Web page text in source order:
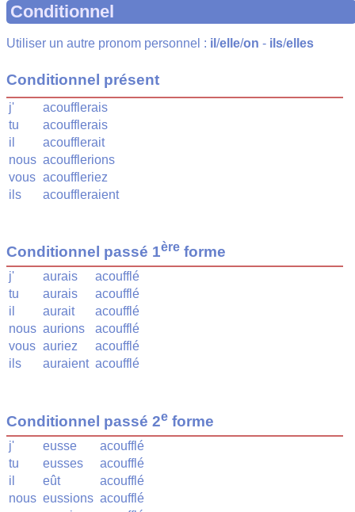
Conditionnel
Utiliser un autre pronom personnel : il /elle/on - ils/elles
Conditionnel présent
j'
acoufflerais
tu
acoufflerais
il
acoufflerait
nous acoufflerions
vous acouffleriez
ils
acouffleraient
Conditionnel passé 1ère forme
j' aurais
acoufflé
tu
aurais
acoufflé
il
aurait
acoufflé
nous aurions
acoufflé
vous auriez
acoufflé
ils
auraient acoufflé
Conditionnel passé 2e forme
j' eusse
acoufflé
tu
eusses
acoufflé
il
eût
acoufflé
nous eussions acoufflé